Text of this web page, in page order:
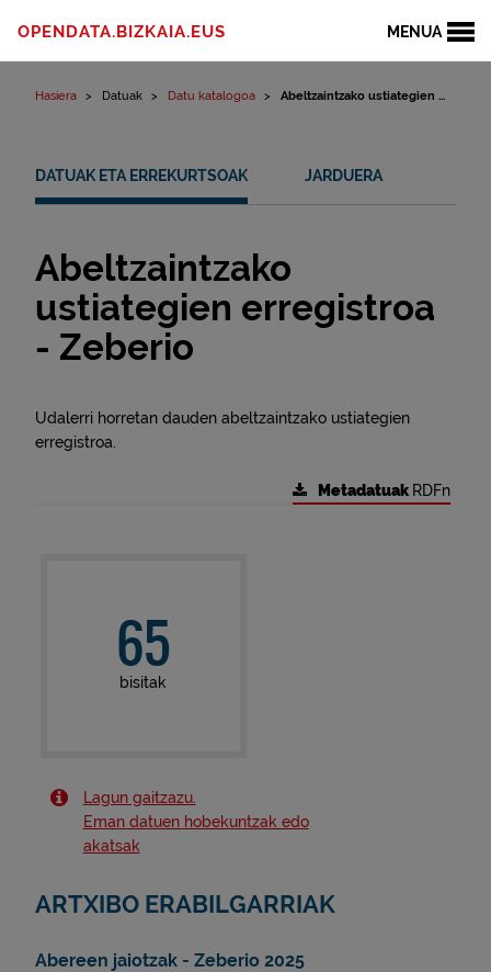
MENUA
OPENDATA.BIZKAIA.EUS
Hasiera Datuak Datu katalogoa Abeltzaintzako ustiategien ...
DATUAK ETA ERREKURTSOAK JARDUERA
Abeltzaintzako
ustiategien erregistroa
- Zeberio
Udalerri horretan dauden abeltzaintzako ustiategien
erregistroa.
Metadatuak RDFn
65
bisitak
Lagun gaitzazu.
Eman datuen hobekuntzak edo
akatsak
ARTXIBO ERABILGARRIAK
Abereen jaiotzak - Zeberio 2025